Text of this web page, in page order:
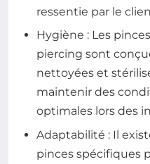
ressentie par le
Hygiène : Les
piercing sont
nettoyées et
maintenir des
optimales lors des
Adaptabilité : Il
pinces spécifiques